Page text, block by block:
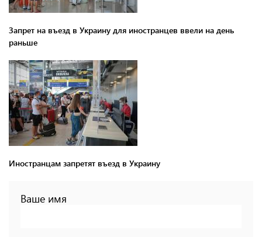
Запрет на въезд в Украину для иностранцев ввели на день
раньше
Иностранцам запретят въезд в Украину
Ваше имя